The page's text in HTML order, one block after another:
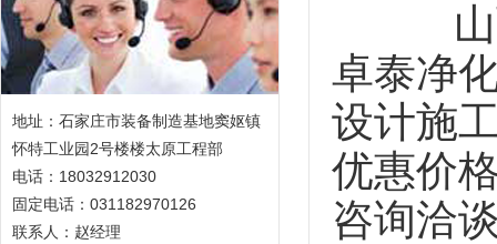
地址：石家庄市装备制造基地窦妪镇
怀特工业园2号楼楼太原工程部
电话：18032912030
固定电话：031182970126
联系人：赵经理
山西
卓泰净
设计施
优惠价
咨询洽